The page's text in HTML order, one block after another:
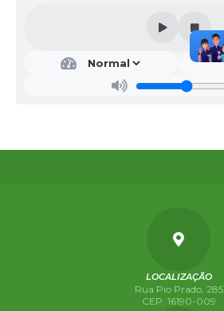
LOCALIZAÇÃO
Rua Pio Prado, 285
CEP: 16190-009